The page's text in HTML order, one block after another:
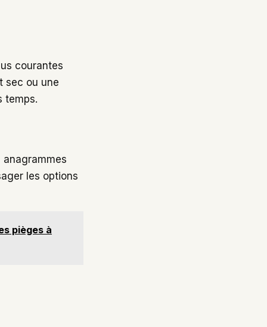
courantes
sec ou une
temps.
les options
pièges à